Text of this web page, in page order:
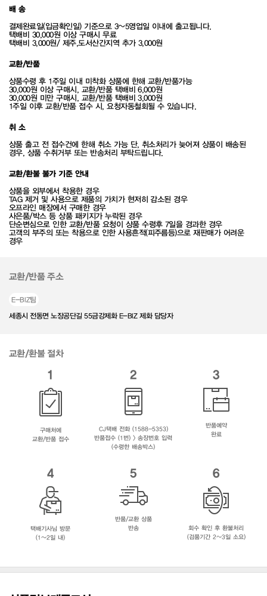
배 송
결제완료일(입금확인일) 기준으로 3~5영업일 이내에 출고됩니다.
택배비 30,000원 이상 구매시 무료
택배비 3,000원/ 제주,도서산간지역 추가 3,000원
교환/반품
상품수령 후 1주일 이내 미착화 상품에 한해 교환/반품가능
30,000원 이상 구매시, 교환/반품 택배비 6,000원
30,000원 미만 구매시, 교환/반품 택배비 3,000원
1주일 이후 교환/반품 접수 시, 요청자동철회될 수 있습니다.
취 소
상품 출고 전 접수건에 한해 취소 가능 단, 취소처리가 늦어져 상품이 배송된
경우, 상품 수취거부 또는 반송처리 부탁드립니다.
교환/환불 불가 기준 안내
상품을 외부에서 착용한 경우
TAG 제거 및 사용으로 제품의 가치가 현저히 감소된 경우
오프라인 매장에서 구매한 경우
사은품/박스 등 상품 패키지가 누락된 경우
단순변심으로 인한 교환/반품 요청이 상품 수령후 7일을 경과한 경우
고객의 부주의 또는 착용으로 인한 사용흔적(피주름등)으로 재판매가 어려운
경우
교환/반품 주소
E-BIZ팀
세종시 전동면 노장공단길 55금강제화 E-BIZ 제화 담당자
교환/환불 절차
1
구매처에
교환/반품 접수
2
CJ택배 전화 (1588-5353)
반품접수 (1번) > 송장번호 입력
(수령한 배송박스)
3
반품예약
완료
4
택배기사님 방문
(1~2일 내)
5
반품/교환 상품
반송
6
회수 확인 후 환불처리
(검품기간 2~3일 소요)